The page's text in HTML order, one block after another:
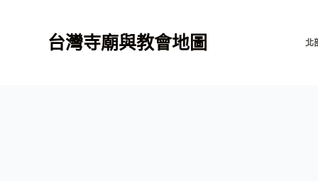
台灣寺廟與教會地圖 北